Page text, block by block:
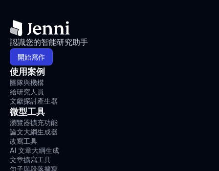
認識您的智能研究助手
開始寫作
使用案例
團隊與機構
給研究人員
文獻探討產生器
微型工具
瀏覽器擴充功能
論文大綱生成器
改寫工具
AI 文章大綱生成
文章擴寫工具
句子與段落擴寫